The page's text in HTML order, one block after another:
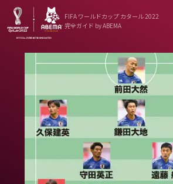
FIFA ワールドカップ カタール 2022
完全ガイド by ABEMA
ニュース
出場国
Teams
日本代表
Team Japan